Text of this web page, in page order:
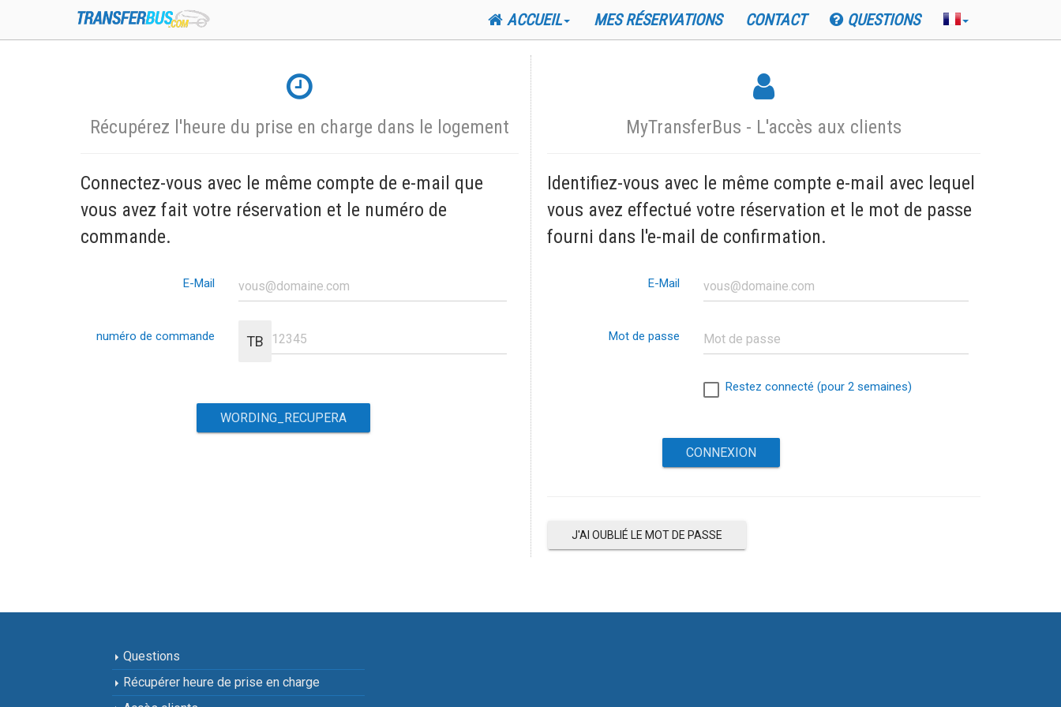
ACCUEIL MES RÉSERVATIONS CONTACT QUESTIONS
Récupérez l'heure du prise en charge dans le logement
Connectez-vous avec le même compte de e-mail que
vous avez fait votre réservation et le numéro de
commande.
E-Mail
numéro de commande TB
MyTransferBus - L'accès aux clients
Identifiez-vous avec le même compte e-mail avec lequel
vous avez effectué votre réservation et le mot de passe
fourni dans l'e-mail de confirmation.
E-Mail
Mot de passe
Restez connecté (pour 2 semaines)
J'AI OUBLIÉ LE MOT DE PASSE
Questions
Récupérer heure de prise en charge